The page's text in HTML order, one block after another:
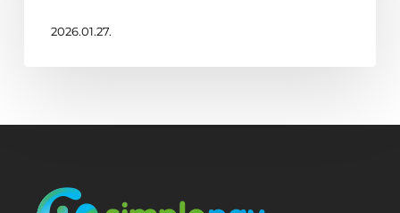
Coordinator
2026.01.27.